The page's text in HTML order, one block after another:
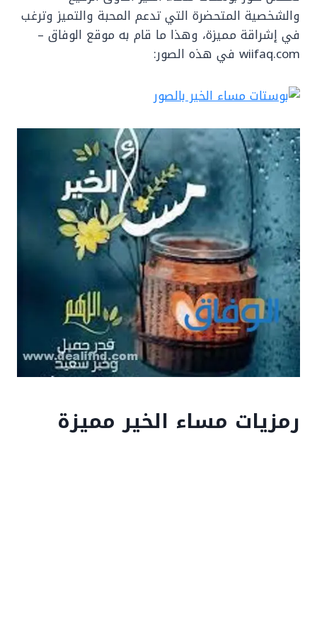
والشخصية المتحضرة التي تدعم المحبة والتميز وترغب
في إشراقة مميزة، وهذا ما قام به موقع الوفاق –
wiifaq.com في هذه الصور:
رمزيات مساء الخير مميزة